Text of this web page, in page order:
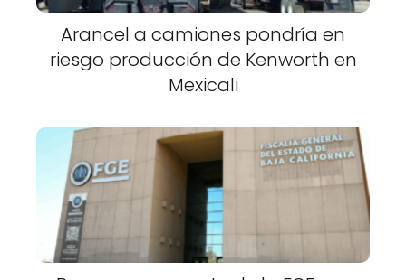
Arancel a camiones pondría en
riesgo producción de Kenworth en
Mexicali